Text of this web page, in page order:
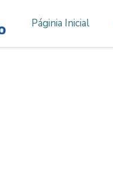
Páginia Inicial